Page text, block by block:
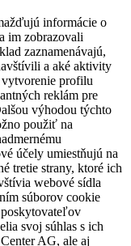
informácie o
im zobrazovali
zaznamenávajú,
a aké aktivity
profilu
reklám pre
výhodou týchto
použiť na
účely umiestňujú na
tretie strany, ktoré ich
webové sídla
súborov cookie
svoj súhlas s ich
AG, ale aj